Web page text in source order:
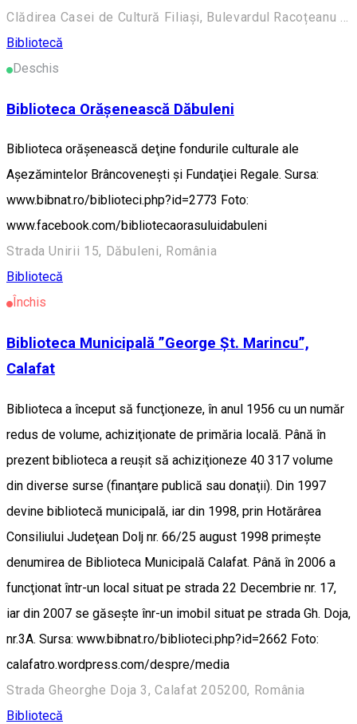
Clădirea Casei de Cultură Filiași, Bulevardul Racoțeanu 157, Filiași 205300, România
Bibliotecă
Deschis
Biblioteca Orăşenească Dăbuleni
Biblioteca orăşenească deţine fondurile culturale ale
Aşezămintelor Brâncoveneşti şi Fundaţiei Regale. Sursa:
www.bibnat.ro/biblioteci.php?id=2773 Foto:
www.facebook.com/bibliotecaorasuluidabuleni
Strada Unirii 15, Dăbuleni, România
Bibliotecă
Închis
Biblioteca Municipală ”George Şt. Marincu”,
Calafat
Biblioteca a început să funcţioneze, în anul 1956 cu un număr
redus de volume, achiziţionate de primăria locală. Până în
prezent biblioteca a reuşit să achiziţioneze 40 317 volume
din diverse surse (finanţare publică sau donaţii). Din 1997
devine bibliotecă municipală, iar din 1998, prin Hotărârea
Consiliului Judeţean Dolj nr. 66/25 august 1998 primeşte
denumirea de Biblioteca Municipală Calafat. Până în 2006 a
funcţionat într-un local situat pe strada 22 Decembrie nr. 17,
iar din 2007 se găseşte înr-un imobil situat pe strada Gh. Doja,
nr.3A. Sursa: www.bibnat.ro/biblioteci.php?id=2662 Foto:
calafatro.wordpress.com/despre/media
Strada Gheorghe Doja 3, Calafat 205200, România
Bibliotecă